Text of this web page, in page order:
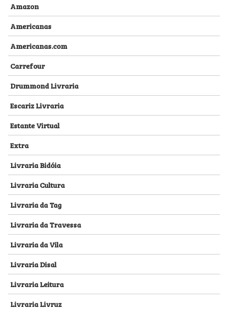
Amazon
Americanas
Americanas.com
Carrefour
Drummond Livraria
Escariz Livraria
Estante Virtual
Extra
Livraria Bidóia
Livraria Cultura
Livraria da Tag
Livraria da Travessa
Livraria da Vila
Livraria Disal
Livraria Leitura
Livraria Livruz